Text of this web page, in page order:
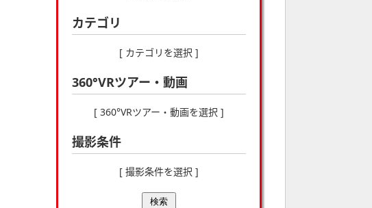
カテゴリ
[ カテゴリを選択 ]
360°VRツアー・動画
[ 360°VRツアー・動画を選択 ]
撮影条件
[ 撮影条件を選択 ]
検索